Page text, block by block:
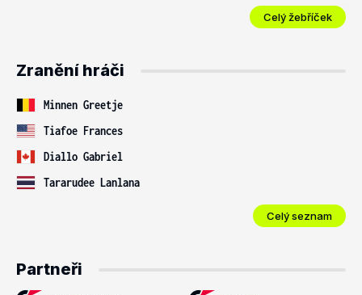
Celý žebříček
Zranění hráči
Minnen Greetje
Tiafoe Frances
Diallo Gabriel
Tararudee Lanlana
Celý seznam
Partneři